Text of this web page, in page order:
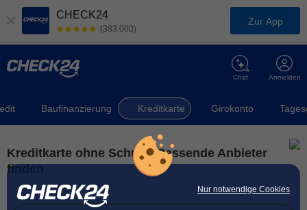
Nur notwendige Cookies
CHECK24
(383.000)
Zur App
Anmelden
Chat
Baufinanzierung Kreditkarte Girokonto
Kreditkarte ohne Schufa: Passende Anbieter
finden